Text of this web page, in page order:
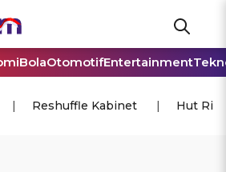
BolaOtomotifEntertainment
Reshuffle Kabinet Hut Ri